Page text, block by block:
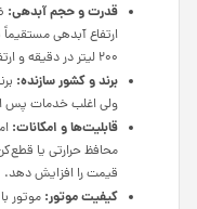
قدرت و حجم آبدهی:
۲۰۰ لیتر در دقیقه و ارتفاع ۵ تا ۹ متر در بازار وجود دارند.
برند و کشور سازنده:
ولی اغلب خدمات پس از
قابلیت‌ها و امکانات:
محافظ حرارتی یا
قیمت را افزایش دهد.
کیفیت موتور: موتور